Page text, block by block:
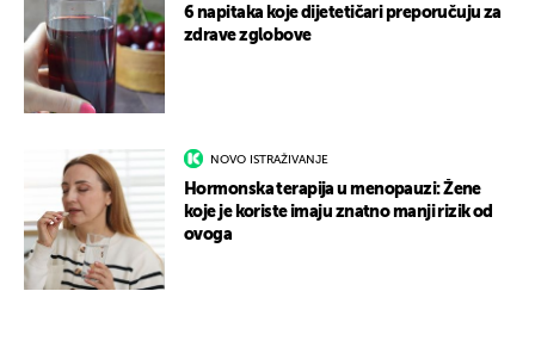
6 napitaka koje dijetetičari preporučuju za
zdrave zglobove
NOVO ISTRAŽIVANJE
Hormonska terapija u menopauzi: Žene
koje je koriste imaju znatno manji rizik od
ovoga